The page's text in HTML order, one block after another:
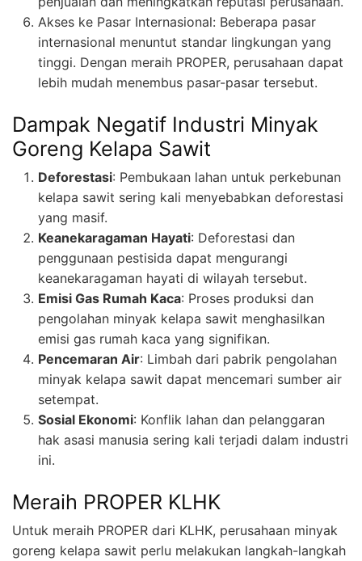
Akses ke Pasar Internasional: Beberapa pasar
internasional menuntut standar lingkungan yang
tinggi. Dengan meraih PROPER, perusahaan dapat
lebih mudah menembus pasar-pasar tersebut.
Dampak Negatif Industri Minyak
Goreng Kelapa Sawit
Deforestasi: Pembukaan lahan untuk perkebunan
kelapa sawit sering kali menyebabkan deforestasi
yang masif.
Keanekaragaman Hayati: Deforestasi dan
penggunaan pestisida dapat mengurangi
keanekaragaman hayati di wilayah tersebut.
Emisi Gas Rumah Kaca: Proses produksi dan
pengolahan minyak kelapa sawit menghasilkan
emisi gas rumah kaca yang signifikan.
Pencemaran Air: Limbah dari pabrik pengolahan
minyak kelapa sawit dapat mencemari sumber air
setempat.
Sosial Ekonomi: Konflik lahan dan pelanggaran
hak asasi manusia sering kali terjadi dalam industri
ini.
Meraih PROPER KLHK
Untuk meraih PROPER dari KLHK, perusahaan minyak
goreng kelapa sawit perlu melakukan langkah-langkah